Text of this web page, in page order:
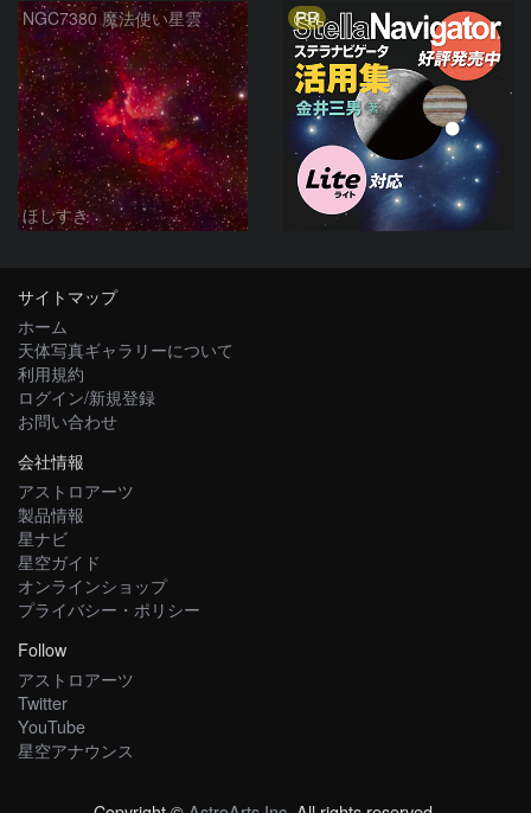
NGC7380 魔法使い星雲
ほしすき
PR
サイトマップ
ホーム
天体写真ギャラリーについて
利用規約
ログイン/新規登録
お問い合わせ
会社情報
アストロアーツ
製品情報
星ナビ
星空ガイド
オンラインショップ
プライバシー・ポリシー
Follow
アストロアーツ
Twitter
YouTube
星空アナウンス